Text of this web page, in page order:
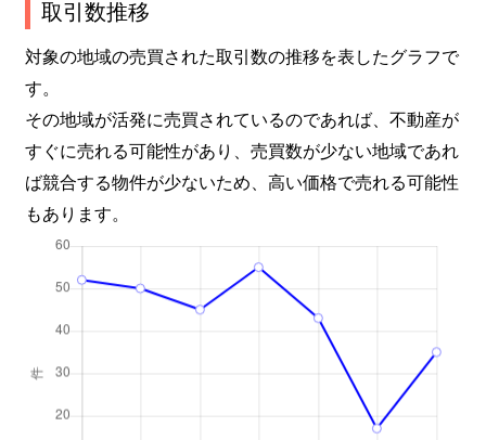
取引数推移
対象の地域の売買された取引数の推移を表したグラフで
す。
その地域が活発に売買されているのであれば、不動産が
すぐに売れる可能性があり、売買数が少ない地域であれ
ば競合する物件が少ないため、高い価格で売れる可能性
もあります。